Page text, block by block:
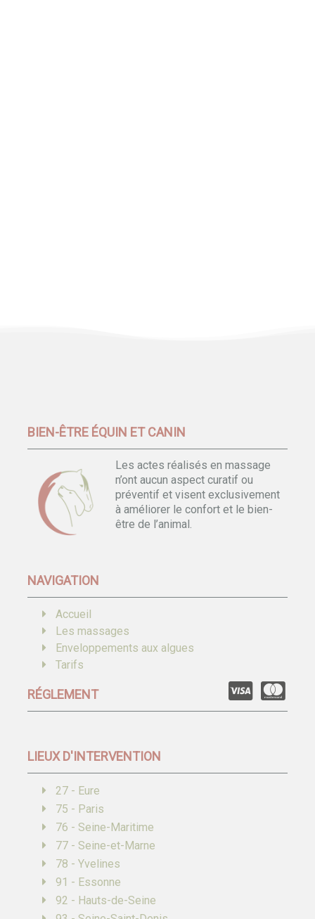
BIEN-ÊTRE ÉQUIN ET CANIN
Les actes réalisés en massage
n’ont aucun aspect curatif ou
préventif et visent exclusivement
à améliorer le confort et le bien-
être de l’animal.
NAVIGATION
Accueil
Les massages
Enveloppements aux algues
Tarifs
RÉGLEMENT
LIEUX D'INTERVENTION
27 - Eure
75 - Paris
76 - Seine-Maritime
77 - Seine-et-Marne
78 - Yvelines
91 - Essonne
92 - Hauts-de-Seine